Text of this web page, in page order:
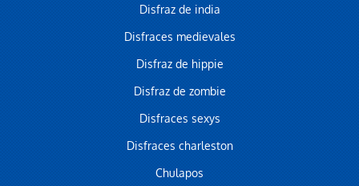
Disfraz de india
Disfraces medievales
Disfraz de hippie
Disfraz de zombie
Disfraces sexys
Disfraces charleston
Chulapos